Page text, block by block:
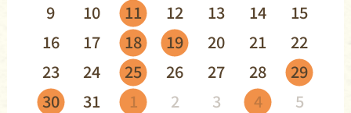
9
10 11 12 13 14
15
16
17 18 19 20 21
22
23
24 25 26 27 28
29
30
31 1 2 3 4 5